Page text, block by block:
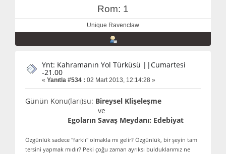
Rom: 1
Unique Ravenclaw
Ynt: Kahramanın Yol Türküsü ||Cumartesi
-21.00
« Yanıtla #534 : 02 Mart 2013, 12:14:28 »
Günün Konu(ları)su: Bireysel Klişeleşme
ve
Egoların Savaş Meydanı: Edebiyat
Özgünlük sadece "farklı" olmakla mı gelir? Özgünlük, bir şeyin tam
tersini yapmak mıdır? Peki çoğu zaman ayrıksı bulduklarımız ne